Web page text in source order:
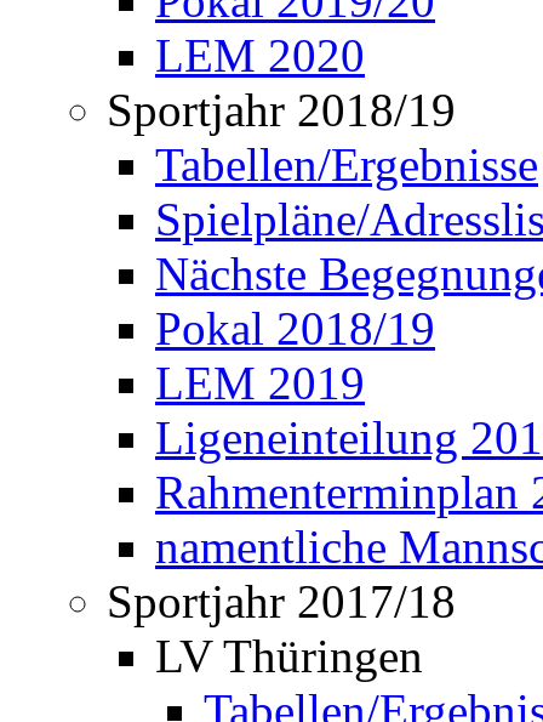
LEM 2020
Sportjahr 2018/19
Tabellen/Ergebnisse
Spielpläne/
Nächste
Pokal 2018/19
LEM 2019
Ligeneinteilung
Rahmenterminplan
namentliche
Sportjahr 2017/18
LV Thüringen
Tabellen/